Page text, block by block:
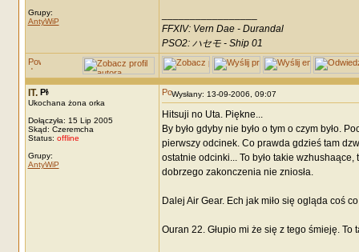
Grupy:
AntyWiP
FFXIV: Vern Dae - Durandal
PSO2: ハセモ - Ship 01
IT.
Ukochana żona orka
Dołączyła: 15 Lip 2005
Skąd: Czeremcha
Status: offline
Grupy:
AntyWiP
Wysłany: 13-09-2006, 09:07
Hitsuji no Uta. Piękne...
By było gdyby nie było o tym o czym było.
pierwszy odcinek. Co prawda gdzieś tam
ostatnie odcinki... To było takie
dobrzego zakonczenia nie zniosła.
Dalej Air Gear. Ech jak miło się ogląda coś
Ouran 22. Głupio mi że się z tego śmieję.